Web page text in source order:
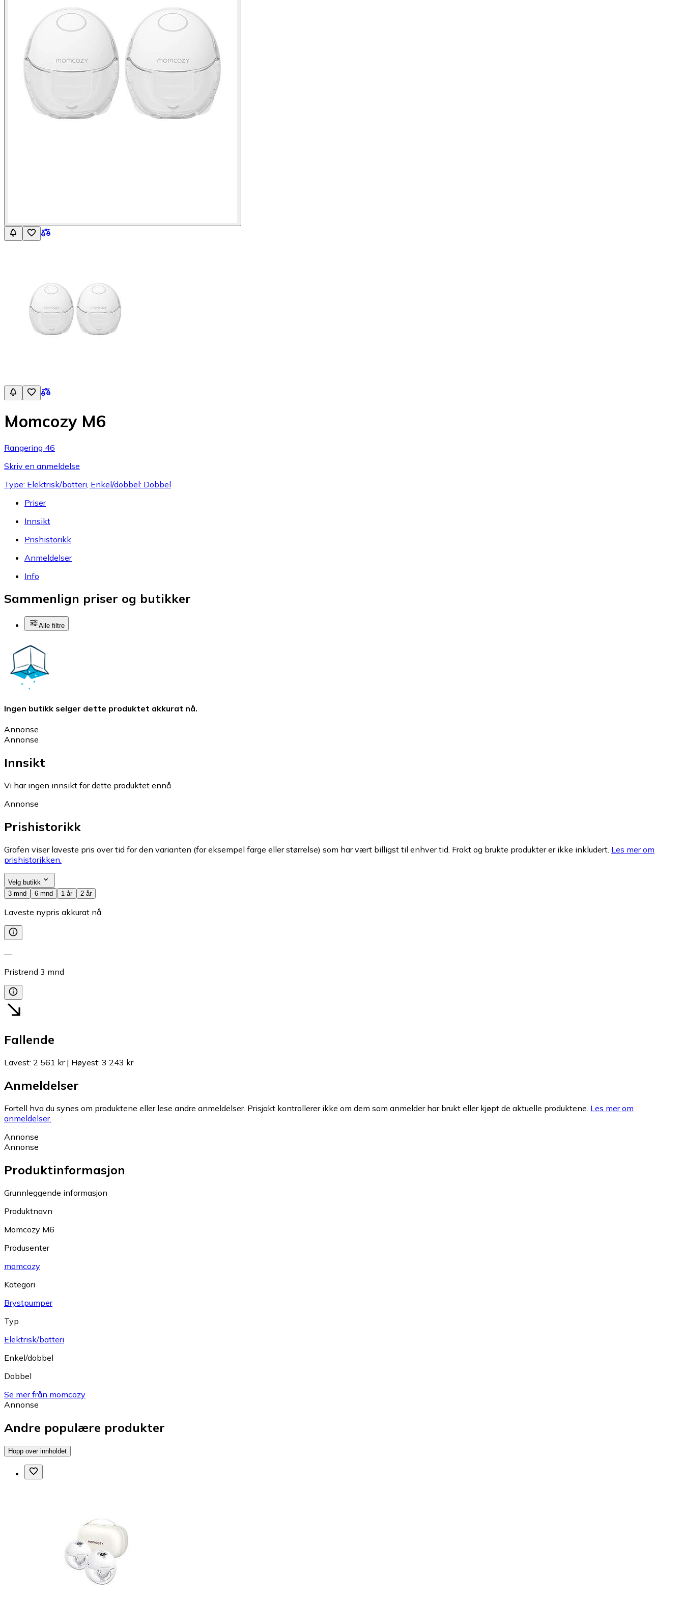
Momcozy M6
Rangering 46
Skriv en anmeldelse
Type: Elektrisk/batteri, Enkel/dobbel: Dobbel
Priser
Innsikt
Prishistorikk
Anmeldelser
Info
Sammenlign priser og butikker
Alle filtre
Ingen butikk selger dette produktet akkurat nå.
Annonse
Annonse
Innsikt
Vi har ingen innsikt for dette produktet ennå.
Annonse
Prishistorikk
Grafen viser laveste pris over tid for den varianten (for eksempel farge eller størrelse) som har vært billigst til enhver tid. Frakt og brukte produkter er ikke inkludert. Les mer om
prishistorikken.
Velg butikk
3 mnd
6 mnd 1 år 2 år
Laveste nypris akkurat nå
—
Pristrend 3 mnd
Fallende
Lavest: 2 561 kr| Høyest: 3 243 kr
Anmeldelser
Fortell hva du synes om produktene eller lese andre anmeldelser. Prisjakt kontrollerer ikke om dem som anmelder har brukt eller kjøpt de aktuelle produktene. Les mer om
anmeldelser.
Annonse
Annonse
Produktinformasjon
Grunnleggende informasjon
Produktnavn
Momcozy M6
Produsenter
momcozy
Kategori
Brystpumper
Typ
Elektrisk/batteri
Enkel/dobbel
Dobbel
Se mer från momcozy
Annonse
Andre populære produkter
Hopp over innholdet